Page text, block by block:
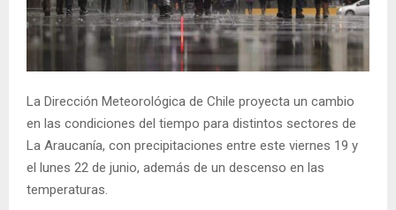
M
N
U
La Dirección Meteorológica de Chile proyecta un cambio
en las condiciones del tiempo para distintos sectores de
La Araucanía, con precipitaciones entre este viernes 19 y
el lunes 22 de junio, además de un descenso en las
temperaturas.